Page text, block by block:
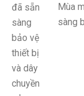
Mùa
sàng